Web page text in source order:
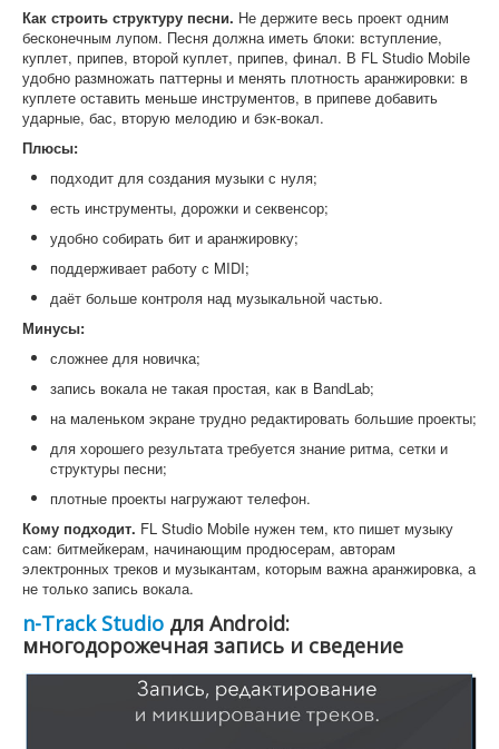
Как строить структуру песни. Не держите весь проект одним
бесконечным лупом. Песня должна иметь блоки: вступление,
куплет, припев, второй куплет, припев, финал. В FL Studio Mobile
удобно размножать паттерны и менять плотность аранжировки: в
куплете оставить меньше инструментов, в припеве добавить
ударные, бас, вторую мелодию и бэк-вокал.
Плюсы:
подходит для создания музыки с нуля;
есть инструменты, дорожки и секвенсор;
удобно собирать бит и аранжировку;
поддерживает работу с MIDI;
даёт больше контроля над музыкальной частью.
Минусы:
сложнее для новичка;
запись вокала не такая простая, как в BandLab;
на маленьком экране трудно редактировать большие проекты;
для хорошего результата требуется знание ритма, сетки и
структуры песни;
плотные проекты нагружают телефон.
Кому подходит. FL Studio Mobile нужен тем, кто пишет музыку
сам: битмейкерам, начинающим продюсерам, авторам
электронных треков и музыкантам, которым важна аранжировка, а
не только запись вокала.
n-Track Studio для Android:
многодорожечная запись и сведение